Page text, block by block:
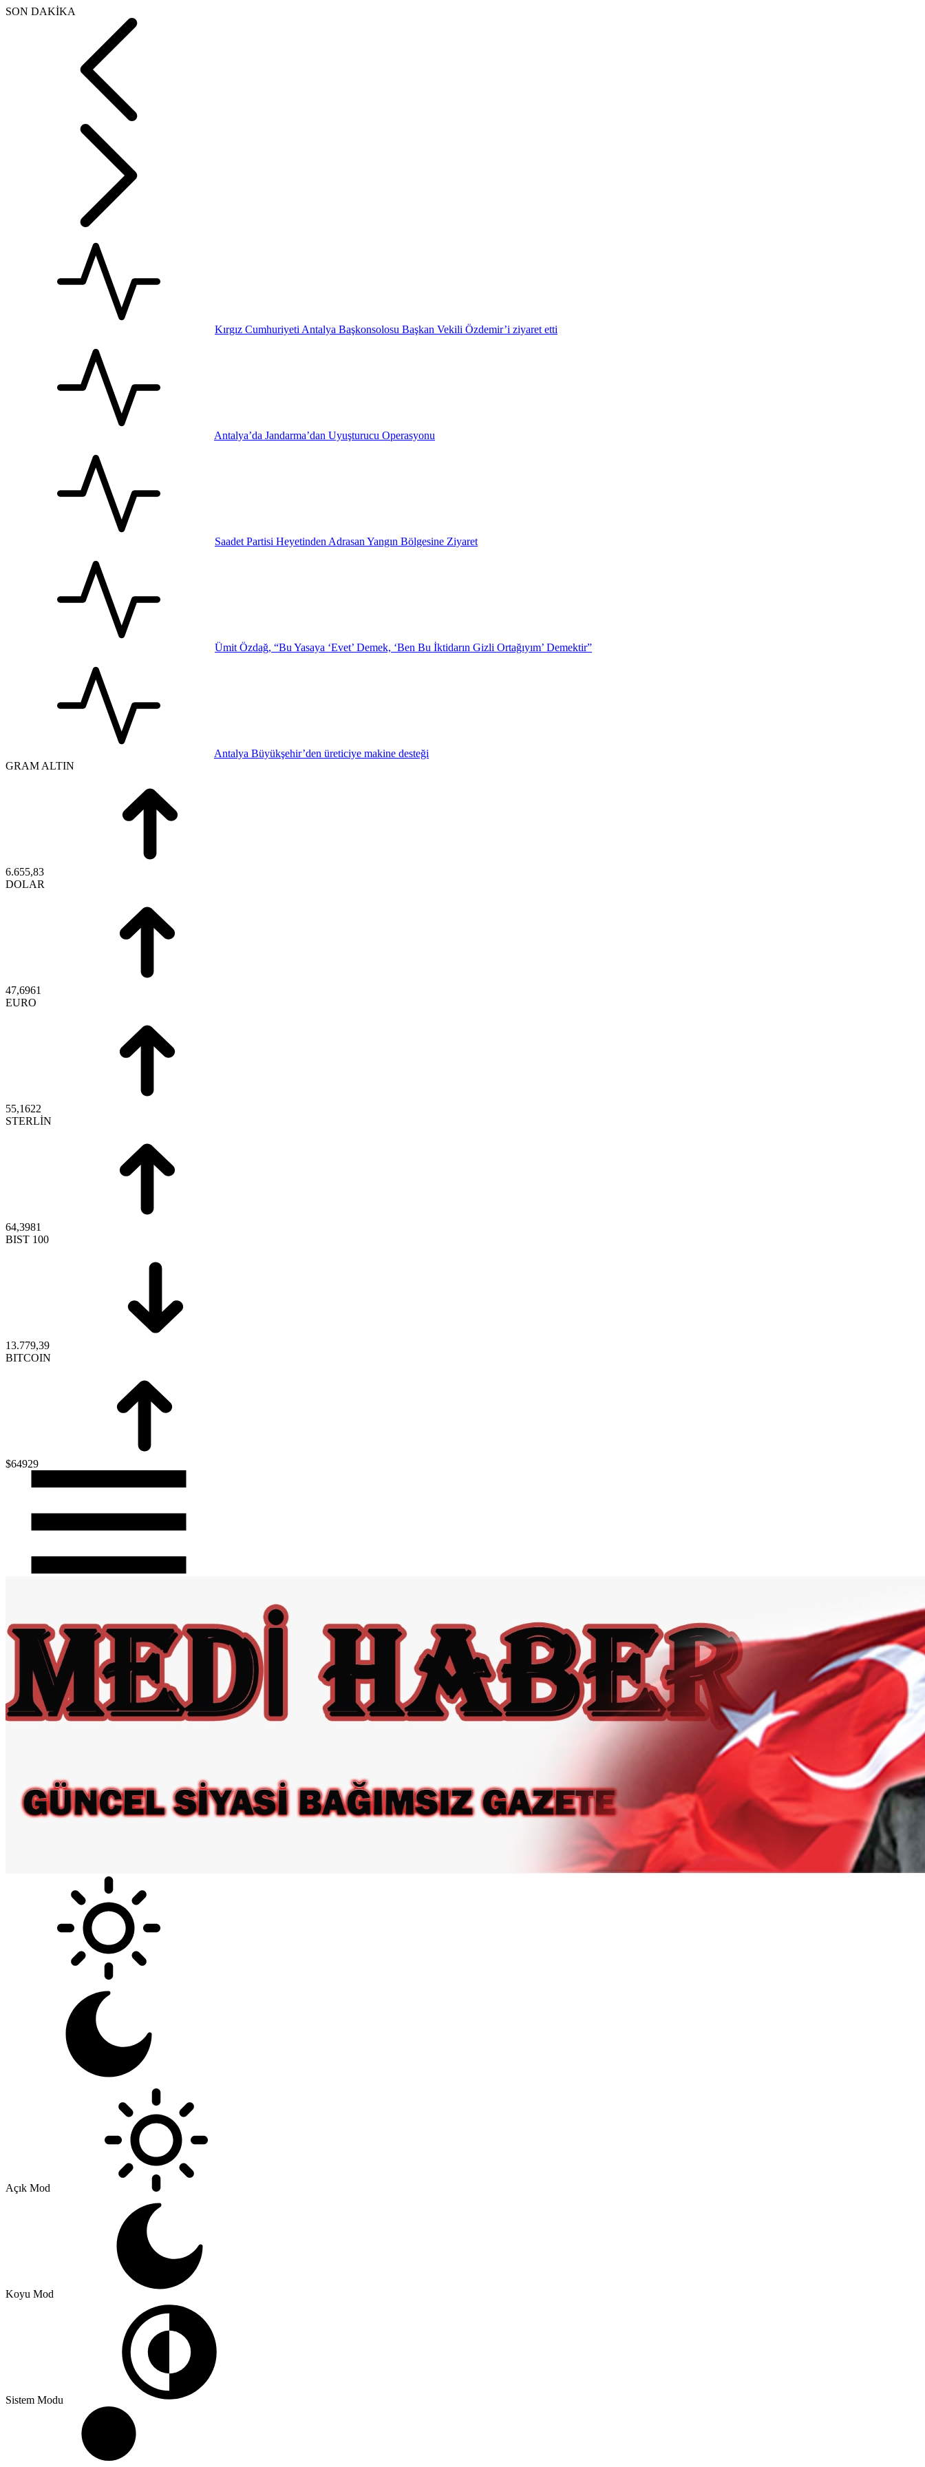
SON DAKİKA
Kırgız Cumhuriyeti Antalya Başkonsolosu Başkan Vekili Özdemir’i ziyaret etti
Antalya’da Jandarma’dan Uyuşturucu Operasyonu
Saadet Partisi Heyetinden Adrasan Yangın Bölgesine Ziyaret
Ümit Özdağ, “Bu Yasaya ‘Evet’ Demek, ‘Ben Bu İktidarın Gizli Ortağıyım’ Demektir”
Antalya Büyükşehir’den üreticiye makine desteği
GRAM ALTIN
6.655,83
DOLAR
47,6961
EURO
55,1622
STERLİN
64,3981
BIST 100
13.779,39
BITCOIN
$64929
Açık Mod
Koyu Mod
Sistem Modu